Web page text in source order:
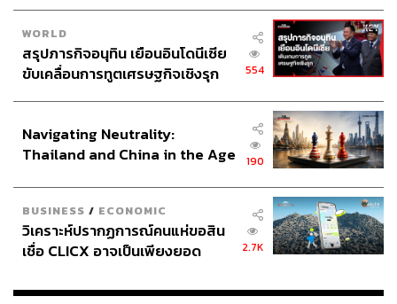
WORLD
สรุปภารกิจอนุทิน เยือนอินโดนีเซีย
ขับเคลื่อนการทูตเศรษฐกิจเชิงรุก
554
Navigating Neutrality:
Thailand and China in the Age
190
BUSINESS / ECONOMIC
วิเคราะห์ปรากฏการณ์คนแห่ขอสิน
เชื่อ CLICX อาจเป็นเพียงยอด
เรือนไทยที่ถูกซุกไว้
2.7K